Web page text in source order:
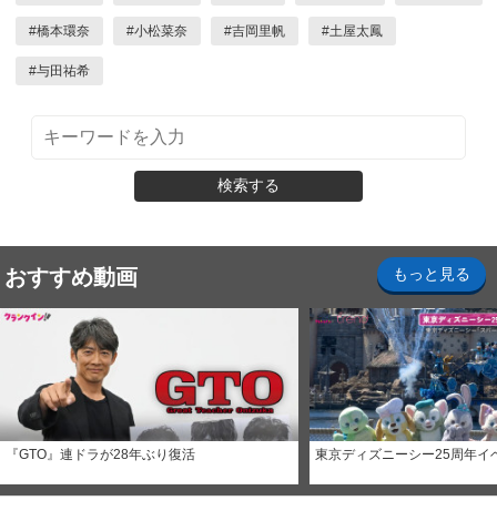
#橋本環奈 #小松菜奈 #吉岡里帆 #土屋太鳳
#与田祐希
検索する
おすすめ動画 もっと見る
『GTO』連ドラが28年ぶり復活 東京ディズニーシー25周年イ